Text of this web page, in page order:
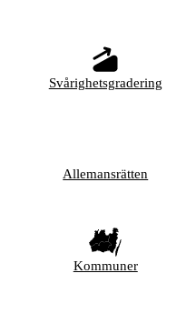
Svårighetsgradering
Allemansrätten
Kommuner